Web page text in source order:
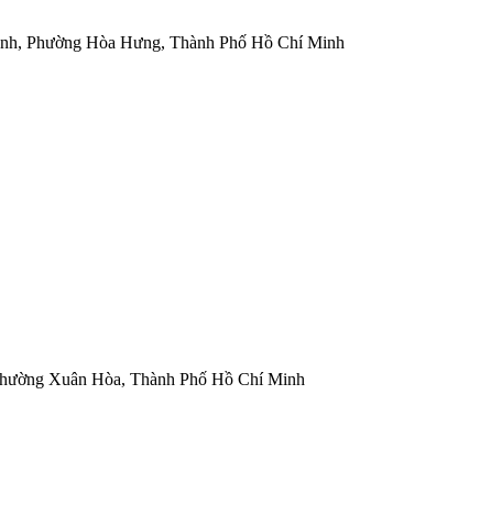
Phường Hòa Hưng, Thành Phố Hồ Chí Minh
Xuân Hòa, Thành Phố Hồ Chí Minh